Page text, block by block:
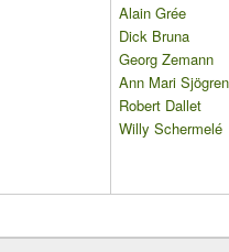
Alain Grée
Dick Bruna
Georg Zemann
Ann Mari Sjögren
Robert Dallet
Willy Schermelé